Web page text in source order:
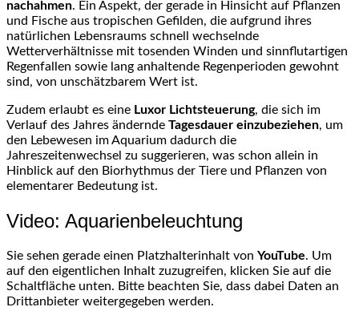
nachahmen. Ein Aspekt, der gerade in Hinsicht auf Pflanzen
und Fische aus tropischen Gefilden, die aufgrund ihres
natürlichen Lebensraums schnell wechselnde
Wetterverhältnisse mit tosenden Winden und sinnflutartigen
Regenfallen sowie lang anhaltende Regenperioden gewohnt
sind, von unschätzbarem Wert ist.
Zudem erlaubt es eine Luxor Lichtsteuerung, die sich im
Verlauf des Jahres ändernde Tagesdauer einzubeziehen, um
den Lebewesen im Aquarium dadurch die
Jahreszeitenwechsel zu suggerieren, was schon allein in
Hinblick auf den Biorhythmus der Tiere und Pflanzen von
elementarer Bedeutung ist.
Video: Aquarienbeleuchtung
Sie sehen gerade einen Platzhalterinhalt von YouTube. Um
auf den eigentlichen Inhalt zuzugreifen, klicken Sie auf die
Schaltfläche unten. Bitte beachten Sie, dass dabei Daten an
Drittanbieter weitergegeben werden.